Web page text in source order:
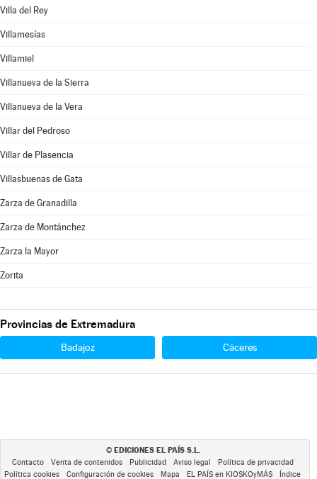
Villa del Rey
Villamesías
Villamiel
Villanueva de la Sierra
Villanueva de la Vera
Villar del Pedroso
Villar de Plasencia
Villasbuenas de Gata
Zarza de Granadilla
Zarza de Montánchez
Zarza la Mayor
Zorita
Provincias de Extremadura
Badajoz Cáceres
© EDICIONES EL PAÍS S.L.
Contacto Venta de contenidos Publicidad Aviso legal
Política de privacidad
Política cookies
Configuración de cookies Mapa EL PAÍS en KIOSKOyMÁS Índice